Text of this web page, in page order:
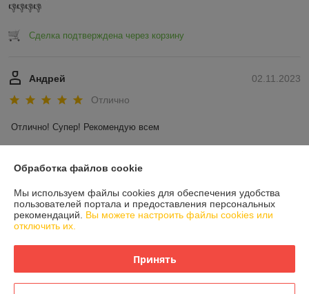
👎👎👎👎
Сделка подтверждена через корзину
02.11.2023
Андрей
Отлично
Отлично! Супер! Рекомендую всем
О нас
Контакты
Обработка файлов cookie
Мы используем файлы cookies для обеспечения удобства
пользователей портала и предоставления персональных
рекомендаций. Вы можете настроить файлы cookies или
отключить их.
Принять